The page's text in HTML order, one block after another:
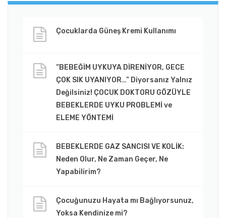
Çocuklarda Güneş Kremi Kullanımı
“BEBEĞİM UYKUYA DİRENİYOR, GECE
ÇOK SIK UYANIYOR…” Diyorsanız Yalnız
Değilsiniz! ÇOCUK DOKTORU GÖZÜYLE
BEBEKLERDE UYKU PROBLEMİ ve
ELEME YÖNTEMİ
BEBEKLERDE GAZ SANCISI VE KOLİK:
Neden Olur, Ne Zaman Geçer, Ne
Yapabilirim?
Çocuğunuzu Hayata mı Bağlıyorsunuz,
Yoksa Kendinize mi?